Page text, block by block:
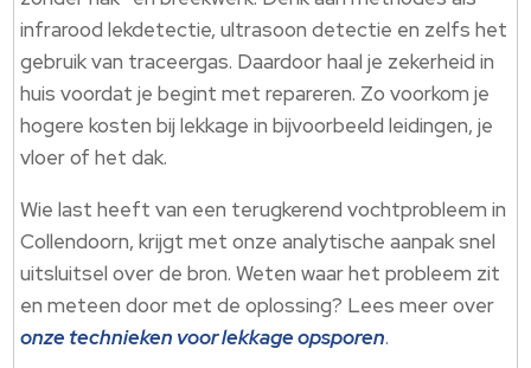
infrarood lekdetectie, ultrasoon detectie en zelfs het
gebruik van traceergas.​ Daardoor haal je zekerheid in
huis voordat je begint met repareren.​ Zo voorkom je
hogere kosten bij lekkage in bijvoorbeeld leidingen, je
vloer of het dak.​
Wie last heeft van een terugkerend vochtprobleem in
Collendoorn, krijgt met onze analytische aanpak snel
uitsluitsel over de bron.​ Weten waar het probleem zit
en meteen door met de oplossing? Lees meer over
onze technieken voor lekkage opsporen.​